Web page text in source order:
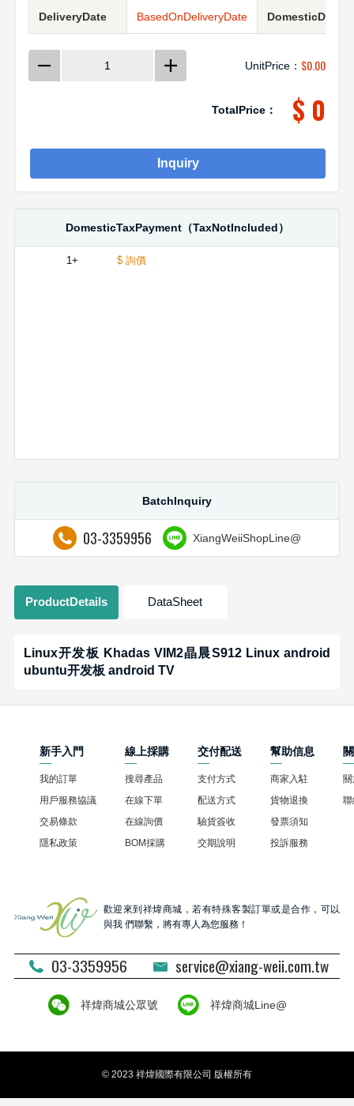
DeliveryDate BasedOnDeliveryDate
UnitPrice： $0.00
TotalPrice： $ 0
Inquiry
DomesticTaxPayment（TaxNotIncluded）
1+ $ 詢價
BatchInquiry
03-3359956 XiangWeiiShopLine@
ProductDetails DataSheet
Linux开发板 Khadas VIM2晶晨S912 Linux android
ubuntu开发板 android TV
新手入門
我的訂單
用戶服務協議
交易條款
隱私政策
線上採購
搜尋產品
在線下單
在線詢價
BOM採購
交付配送
支付方式
配送方式
驗貨簽收
交期說明
幫助信息
商家入駐
貨物退換
發票須知
投訴服務
歡迎來到祥煒商城，若有特殊客製訂單或是合作，可以
與我 們聯繫，將有專人為您服務！
03-3359956 service@xiang-weii.com.tw
祥煒商城公眾號 祥煒商城Line@
© 2023 祥煒國際有限公司 版權所有